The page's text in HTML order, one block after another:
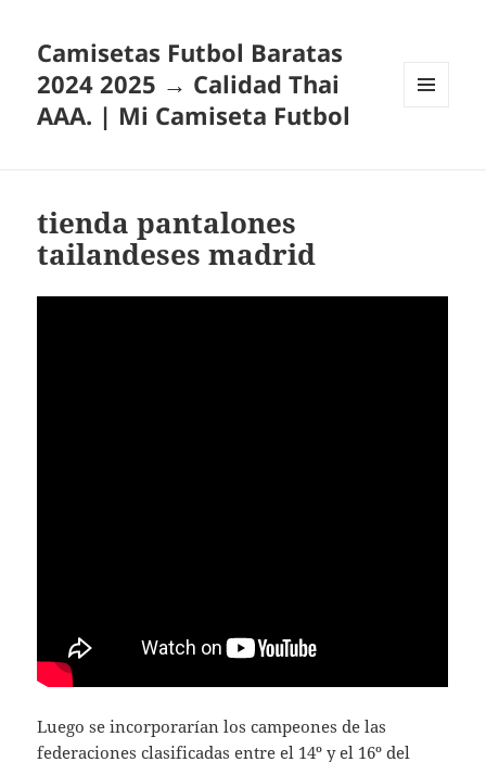
Camisetas Futbol Baratas
2024 2025 → Calidad Thai
AAA. | Mi Camiseta Futbol
tienda pantalones
tailandeses madrid
Luego se incorporarían los campeones de las
federaciones clasificadas entre el 14º y el 16º del